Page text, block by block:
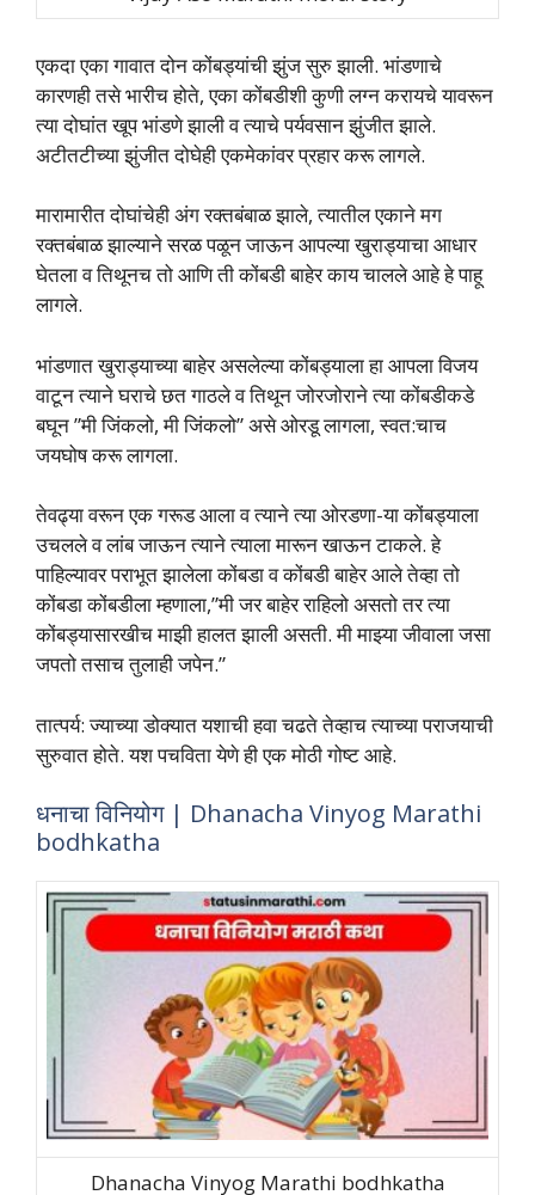
एकदा एका गावात दोन कोंबड्यांची झुंज सुरु झाली. भांडणाचे
कारणही तसे भारीच होते, एका कोंबडीशी कुणी लग्‍न करायचे यावरून
त्‍या दोघांत खूप भांडणे झाली व त्‍याचे पर्यवसान झुंजीत झाले.
अटीतटीच्‍या झुंजीत दोघेही एकमेकांवर प्रहार करू लागले.
मारामारीत दोघांचेही अंग रक्‍तबंबाळ झाले, त्‍यातील एकाने मग
रक्तबंबाळ झाल्‍याने सरळ पळून जाऊन आपल्‍या खुराड्याचा आधार
घेतला व तिथूनच तो आणि ती कोंबडी बाहेर काय चालले आहे हे पाहू
लागले.
भांडणात खुराड्याच्‍या बाहेर असलेल्‍या कोंबड्याला हा आपला विजय
वाटून त्‍याने घराचे छत गाठले व तिथून जोरजोराने त्‍या कोंबडीकडे
बघून ”मी जिंकलो, मी जिंकलो” असे ओरडू लागला, स्‍वत:चाच
जयघोष करू लागला.
तेवढ्या वरून एक गरूड आला व त्‍याने त्‍या ओरडणा-या कोंबड्याला
उचलले व लांब जाऊन त्‍याने त्‍याला मारून खाऊन टाकले. हे
पाहिल्‍यावर पराभूत झालेला कोंबडा व कोंबडी बाहेर आले तेव्‍हा तो
कोंबडा कोंबडीला म्‍हणाला,”मी जर बाहेर राहिलो असतो तर त्‍या
कोंबड्यासारखीच माझी हालत झाली असती. मी माझ्या जीवाला जसा
जपतो तसाच तुलाही जपेन.”
तात्‍पर्य: ज्‍याच्‍या डोक्‍यात यशाची हवा चढते तेव्‍हाच त्‍याच्‍या पराजयाची
सुरुवात होते. यश पचविता येणे ही एक मोठी गोष्‍ट आहे.
धनाचा विनियोग | Dhanacha Vinyog Marathi
bodhkatha
Dhanacha Vinyog Marathi bodhkatha